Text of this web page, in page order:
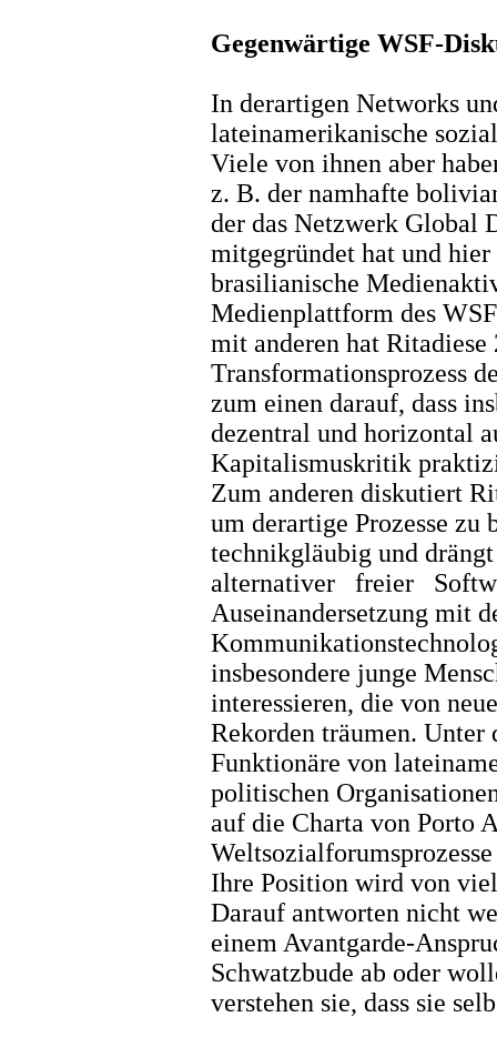
Gegenwärtige WSF-
In derartigen Networks
lateinamerikanische
Viele von ihnen aber
z. B. der namhafte
der das Netzwerk Global
mitgegründet hat und
brasilianische
Medienplattform des
mit anderen hat
Transformationsprozess
zum einen darauf, dass
dezentral und horizontal
Kapitalismuskritik
Zum anderen diskutiert
um derartige Prozesse zu
technikgläubig und
alternativer freier
Auseinandersetzung mit
insbesondere junge
interessieren, die von
Rekorden träumen. Unter
Funktionäre von
politischen
auf die Charta von Porto
Ihre Position wird von
Darauf antworten nicht
einem Avantgarde-
Schwatzbude ab oder
verstehen sie, dass sie